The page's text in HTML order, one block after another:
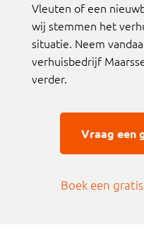
Vleuten of een
wij stemmen het
situatie. Neem
verhuisbedrijf
verder.
Vraag een
Boek een